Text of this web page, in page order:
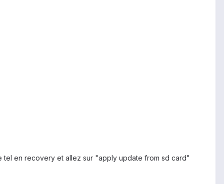
en recovery et allez sur "apply update from sd card"